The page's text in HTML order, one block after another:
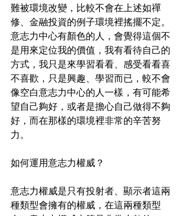
難被環境改變，比較不會在上述如禪
修、金融投資的例子環境裡搖擺不定。
意志力中心有顏色的人，會覺得這個不
是用來定位我的價值，我有看待自己的
方式，我只是來學習看看、感受看看喜
不喜歡，只是興趣、學習而已，較不會
像空白意志力中心的人一樣，有可能希
望自己夠好，或者是擔心自己做得不夠
好，而在那樣的環境裡非常的辛苦努
力。
如何運用意志力權威？
意志力權威是只有投射者、顯示者這兩
種類型會擁有的權威，在這兩種類型